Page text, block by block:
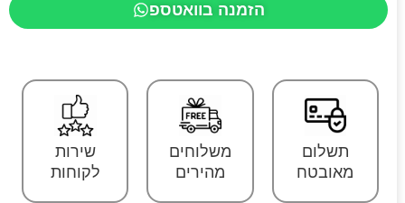
הזמנה בוואטספ
תשלום
מאובטח
משלוחים
מהירים
שירות
לקוחות